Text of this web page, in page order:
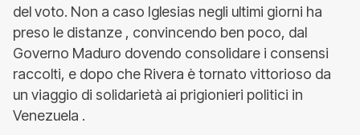
del voto. Non a caso Iglesias negli ultimi giorni ha
preso le distanze , convincendo ben poco, dal
Governo Maduro dovendo consolidare i consensi
raccolti, e dopo che Rivera è tornato vittorioso da
un viaggio di solidarietà ai prigionieri politici in
Venezuela .